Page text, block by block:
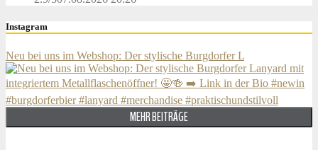
Instagram
Neu bei uns im Webshop: Der stylische Burgdorfer L
MEHR BEITRÄGE